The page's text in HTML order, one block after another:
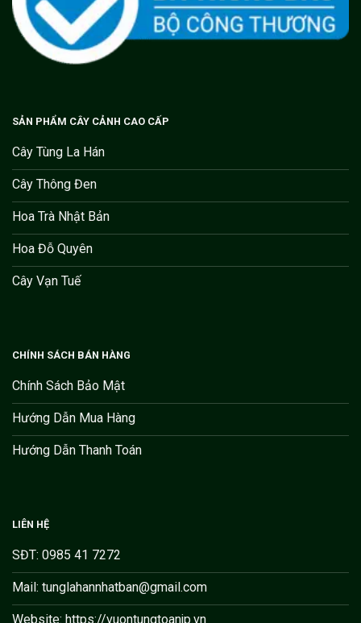
SẢN PHẨM CÂY CẢNH CAO CẤP
Cây Tùng La Hán
Cây Thông Đen
Hoa Trà Nhật Bản
Hoa Đỗ Quyên
Cây Vạn Tuế
CHÍNH SÁCH BÁN HÀNG
Chính Sách Bảo Mật
Hướng Dẫn Mua Hàng
Hướng Dẫn Thanh Toán
LIÊN HỆ
SĐT: 0985 41 7272
Mail: tunglahannhatban@gmail.com
Website: https://vuontungtoanjp.vn